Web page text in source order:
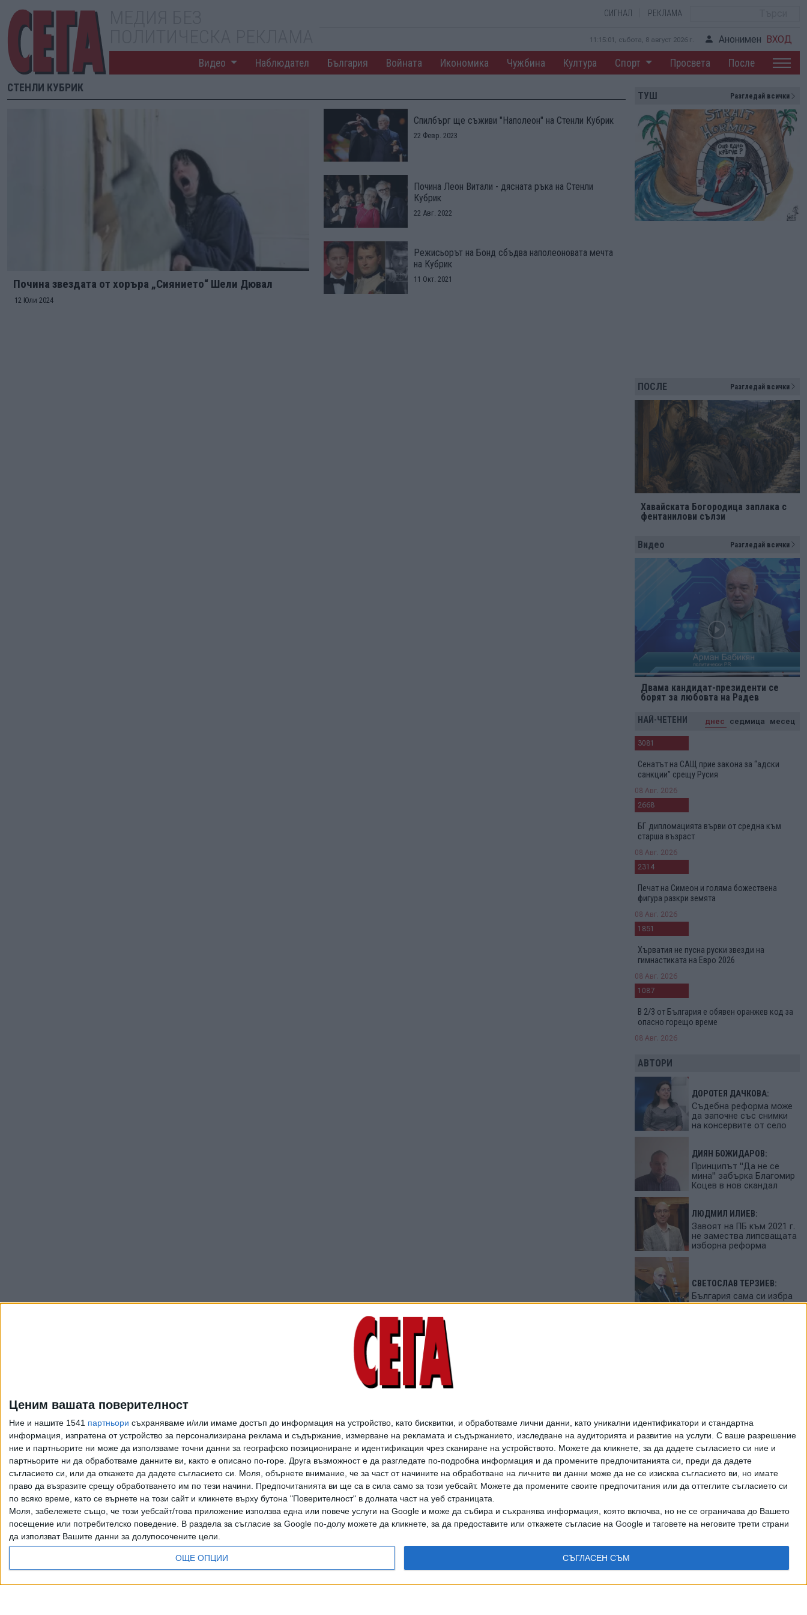
Ценим вашата поверителност
Ние и нашите 1541 партньори съхраняваме и/или имаме достъп до информация на устройство, като бисквитки, и обработваме лични данни, като уникални идентификатори и стандартна
информация, изпратена от устройство за персонализирана реклама и съдържание, измерване на рекламата и съдържанието, изследване на аудиторията и развитие на услуги. С ваше разрешение
ние и партньорите ни може да използваме точни данни за географско позициониране и идентификация чрез сканиране на устройството. Можете да кликнете, за да дадете съгласието си ние и
партньорите ни да обработваме данните ви, както е описано по-горе. Друга възможност е да разгледате по-подробна информация и да промените предпочитанията си, преди да дадете
съгласието си, или да откажете да дадете съгласието си.
Моля, обърнете внимание, че за част от начините на обработване на личните ви данни може да не се изисква съгласието ви, но имате
право да възразите срещу обработването им по тези начини. Предпочитанията ви ще са в сила само за този уебсайт. Можете да промените своите предпочитания или да оттеглите съгласието си
по всяко време, като се върнете на този сайт и кликнете върху бутона "Поверителност" в долната част на уеб страницата.
Моля, забележете също, че този уебсайт/това приложение използва една или повече услуги на Google и може да събира и съхранява информация, която включва, но не се ограничава до Вашето
посещение или потребителско поведение. В раздела за съгласие за Google по-долу можете да кликнете, за да предоставите или откажете съгласие на Google и таговете на неговите трети страни
да използват Вашите данни за долупосочените цели.
ОЩЕ ОПЦИИ СЪГЛАСЕН СЪМ
СИГНАЛ РЕКЛАМА
11:15:02, събота, 8 август 2026 г. Анонимен ВХОД
Видео Наблюдател България Войната Икономика Чужбина Култура Спорт Просвета После
СТЕНЛИ КУБРИК
Почина звездата от хоръра „Сиянието“ Шели Дювал
12 Юли 2024
Спилбърг ще съживи "Наполеон" на Стенли Кубрик
22 Февр. 2023
Почина Леон Витали - дясната ръка на Стенли
Кубрик
22 Авг. 2022
Режисьорът на Бонд сбъдва наполеоновата мечта
на Кубрик
11 Окт. 2021
ТУШ Разгледай всички
ПОСЛЕ Разгледай всички
Хавайската Богородица заплака с
фентанилови сълзи
Видео Разгледай всички
Двама кандидат-президенти се
борят за любовта на Радев
НАЙ-ЧЕТЕНИ днес седмица месец
3081
Сенатът на САЩ прие закона за “адски
санкции” срещу Русия
08 Авг. 2026
2668
БГ дипломацията върви от средна към
старша възраст
08 Авг. 2026
2314
Печат на Симеон и голяма божествена
фигура разкри земята
08 Авг. 2026
1851
Хърватия не пусна руски звезди на
гимнастиката на Евро 2026
08 Авг. 2026
1087
В 2/3 от България е обявен оранжев код за
опасно горещо време
08 Авг. 2026
АВТОРИ
ДОРОТЕЯ ДАЧКОВА:
Съдебна реформа може
да започне със снимки
на консервите от село
ДИЯН БОЖИДАРОВ:
Принципът "Да не се
мина" забърка Благомир
Коцев в нов скандал
ЛЮДМИЛ ИЛИЕВ:
Завоят на ПБ към 2021 г.
не замества липсващата
изборна реформа
СВЕТОСЛАВ ТЕРЗИЕВ:
България сама си избра
вредител
Всички права запазени. Възпроизвеждането на цели или части от текста или изображенията става след изрично писмено разрешение на СЕГА АД
© 1997-2026, СЕГА ЕАД